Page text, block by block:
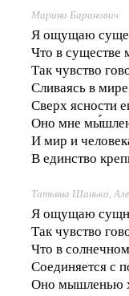
Марина Баранович
Я ощущаю
Что в существе
Так чувство
Сливаясь в
Сверх ясности
Оно мне
И мир и
В единство
Татьяна Шанько,
Я ощущаю
Так чувство
Что в
Соединяется с
Оно мышленью